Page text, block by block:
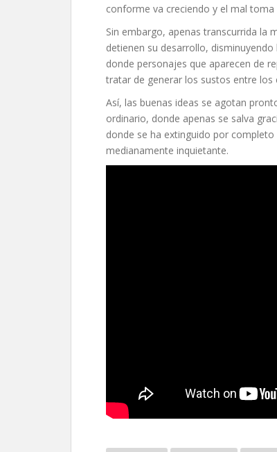
conforme va creciendo y el mal
Sin embargo, apenas transcurrida la
detienen su desarrollo,
donde personajes que aparecen de
tratar de generar los sustos entre los
Así, las buenas ideas se agotan
ordinario, donde apenas se salva
donde se ha extinguido por
medianamente inquietante.